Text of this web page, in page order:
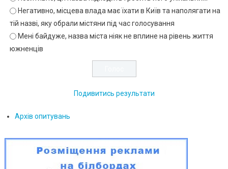
Негативно, місцева влада має їхати в Київ та наполягати на
тій назві, яку обрали містяни під час голосування
Мені байдуже, назва міста ніяк не вплине на рівень життя
южненців
Подивитись результати
Архів опитувань